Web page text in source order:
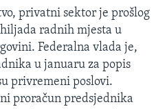
privatni sektor je prošlog
radnih mjesta u
Federalna vlada je,
u januaru za popis
privremeni poslovi.
proračun predsjednika